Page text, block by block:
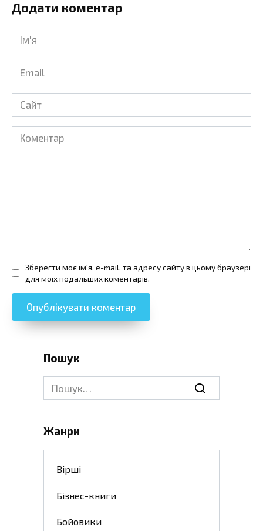
Додати коментар
Ім'я
Email
Сайт
Коментар
Зберегти моє ім'я, e-mail, та адресу сайту в цьому браузері
для моїх подальших коментарів.
Пошук
Search
for:
Жанри
Вірші
Бізнес-книги
Бойовики